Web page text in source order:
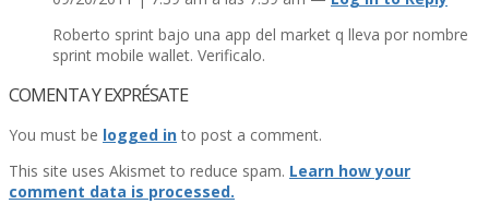
Roberto sprint bajo una app del market q lleva por nombre
sprint mobile wallet. Verificalo.
COMENTA Y EXPRÉSATE
You must be logged into post a comment.
This site uses Akismet to reduce spam. Learn how your
comment data is processed.